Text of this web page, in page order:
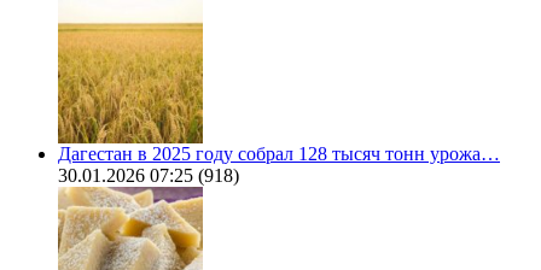
Дагестан в 2025 году собрал 128 тысяч тонн урожа…
30.01.2026 07:25 (918)